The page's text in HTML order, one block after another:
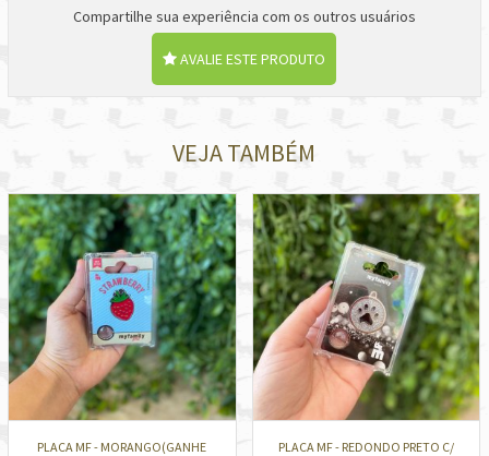
Compartilhe sua experiência com os outros usuários
AVALIE ESTE PRODUTO
VEJA TAMBÉM
PLACA MF - MORANGO(GANHE
PLACA MF - REDONDO PRETO C/